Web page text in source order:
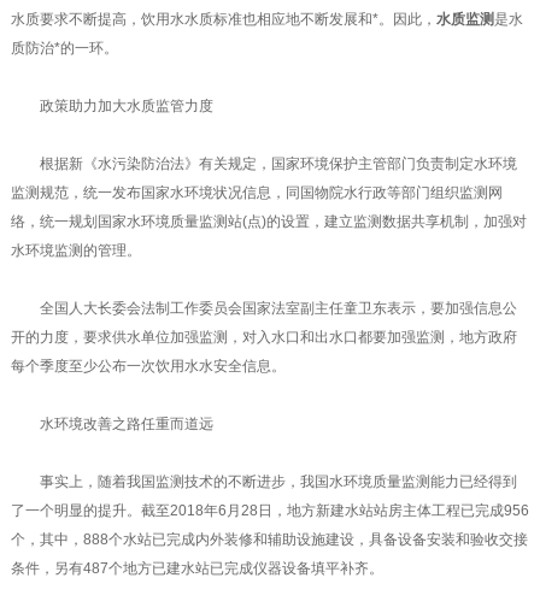
水质要求不断提高，饮用水水质标准也相应地不断发展和*。因此， 水质监测是水
质防治*的一环。
政策助力加大水质监管力度
根据新《水污染防治法》有关规定，国家环境保护主管部门负责制定水环境
监测规范，统一发布国家水环境状况信息，同国物院水行政等部门组织监测网
络，统一规划国家水环境质量监测站(点)的设置，建立监测数据共享机制，加强对
水环境监测的管理。
全国人大长委会法制工作委员会国家法室副主任童卫东表示，要加强信息公
开的力度，要求供水单位加强监测，对入水口和出水口都要加强监测，地方政府
每个季度至少公布一次饮用水水安全信息。
水环境改善之路任重而道远
事实上，随着我国监测技术的不断进步，我国水环境质量监测能力已经得到
了一个明显的提升。截至2018年6月28日，地方新建水站站房主体工程已完成956
个，其中，888个水站已完成内外装修和辅助设施建设，具备设备安装和验收交接
条件，另有487个地方已建水站已完成仪器设备填平补齐。